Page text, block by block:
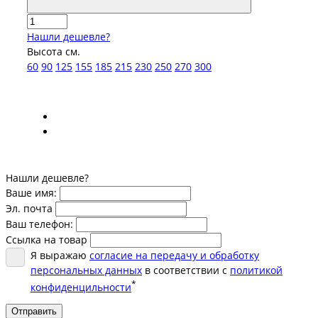
Нашли дешевле?
Высота см.
60 90 125 155 185 215 230 250 270 300
Нашли дешевле?
Ваше имя:
Эл. почта
Ваш телефон:
Ссылка на товар
Я выражаю согласие на передачу и обработку
персональных данных в соответствии с политикой
конфиденцильности*
Отправить